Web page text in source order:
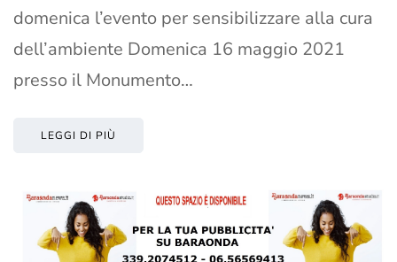
domenica l’evento per sensibilizzare alla cura
dell’ambiente Domenica 16 maggio 2021
presso il Monumento…
LEGGI DI PIÙ